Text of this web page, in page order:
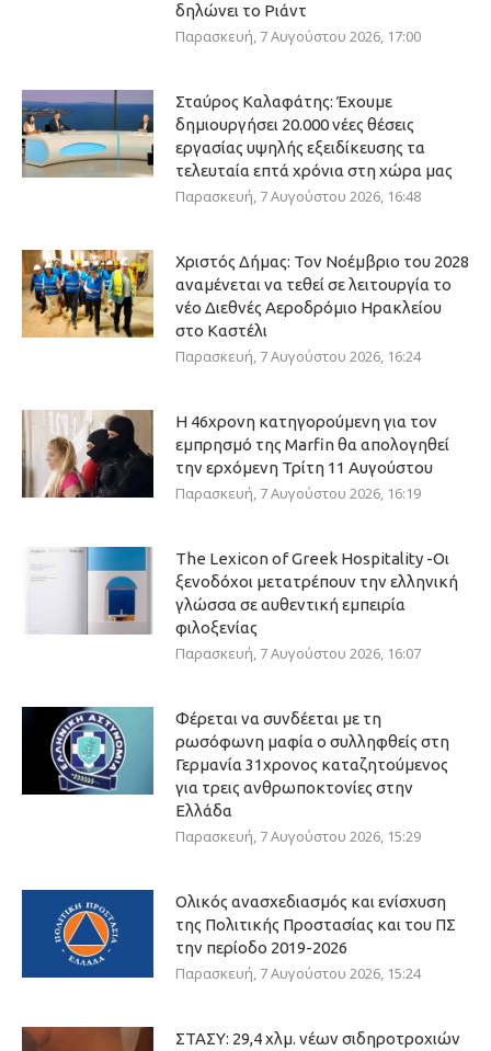
δηλώνει το Ριάντ
Παρασκευή, 7 Αυγούστου 2026, 17:00
Σταύρος Καλαφάτης: Έχουμε
δημιουργήσει 20.000 νέες θέσεις
εργασίας υψηλής εξειδίκευσης τα
τελευταία επτά χρόνια στη χώρα μας
Παρασκευή, 7 Αυγούστου 2026, 16:48
Χριστός Δήμας: Τον Νοέμβριο του 2028
αναμένεται να τεθεί σε λειτουργία το
νέο Διεθνές Αεροδρόμιο Ηρακλείου
στο Καστέλι
Παρασκευή, 7 Αυγούστου 2026, 16:24
Η 46χρονη κατηγορούμενη για τον
εμπρησμό της Marfin θα απολογηθεί
την ερχόμενη Τρίτη 11 Αυγούστου
Παρασκευή, 7 Αυγούστου 2026, 16:19
The Lexicon of Greek Hospitality -Οι
ξενοδόχοι μετατρέπουν την ελληνική
γλώσσα σε αυθεντική εμπειρία
φιλοξενίας
Παρασκευή, 7 Αυγούστου 2026, 16:07
Φέρεται να συνδέεται με τη
ρωσόφωνη μαφία ο συλληφθείς στη
Γερμανία 31χρονος καταζητούμενος
για τρεις ανθρωποκτονίες στην
Ελλάδα
Παρασκευή, 7 Αυγούστου 2026, 15:29
Ολικός ανασχεδιασμός και ενίσχυση
της Πολιτικής Προστασίας και του ΠΣ
την περίοδο 2019-2026
Παρασκευή, 7 Αυγούστου 2026, 15:24
ΣΤΑΣΥ: 29,4 χλμ. νέων σιδηροτροχιών